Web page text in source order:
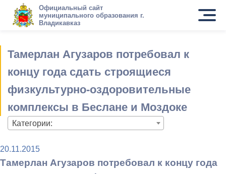
Официальный сайт
муниципального образования г.
Владикавказ
Тамерлан Агузаров потребовал к
концу года сдать строящиеся
физкультурно-оздоровительные
комплексы в Беслане и Моздоке
Категории:
20.11.2015
Тамерлан Агузаров потребовал к концу года